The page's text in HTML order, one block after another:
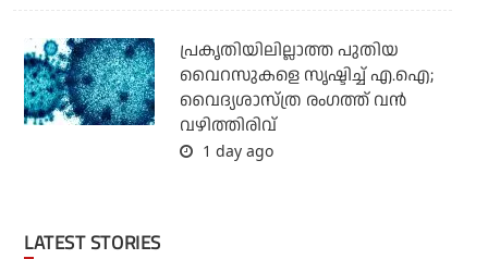
പ്രകൃതിയിലില്ലാത്ത പുതിയ
വൈറസുകളെ സൃഷ്ടിച്ച് എ.ഐ;
വൈദ്യശാസ്ത്ര രംഗത്ത് വന്‍
വഴിത്തിരിവ്
1 day ago
LATEST STORIES